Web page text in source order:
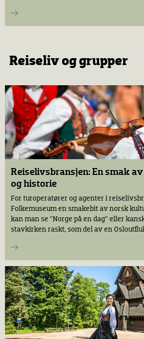
Reiseliv og grupper
Reiselivsbransjen: En smak
og historie
For turoperatører og agenter i
Folkemuseum en smakebit av norsk
kan man se "Norge på en dag" eller
stavkirken raskt, som del av en